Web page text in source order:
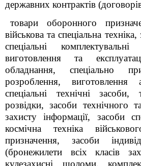
державних контрактів
товари оборонного
військова та спеціальна
спеціальні
виготовлення та
обладнання, спеціально
розроблення, виготовлення
спеціальні технічні засоби,
розвідки, засоби технічного
захисту інформації, засоби
космічна техніка
призначення, засоби
(бронежилети всіх класів
кулезахисні шоломи,